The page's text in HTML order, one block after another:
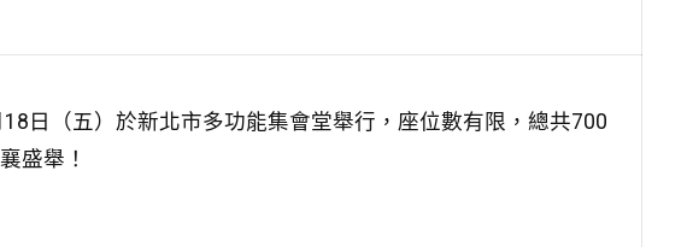
日（五）於新北市多功能集會堂舉行，座位數有限，總共700
盛舉！